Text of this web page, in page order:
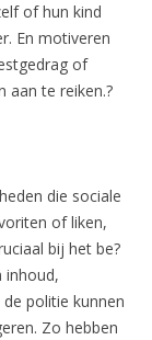
of hun kind
En motiveren
of
aan te reiken.?
die sociale
of liken,
bij het be?
inhoud,
politie kunnen
Zo hebben